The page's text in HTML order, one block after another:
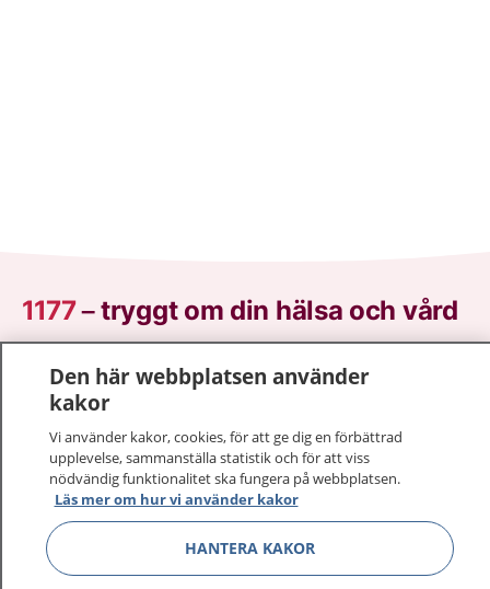
1177–tryggt om din hälsa och vård
På 1177.se får du råd om hälsa och information om
sjukdomar och vilka mottagningar du kan kontakta.
Logga in för att läsa din journal och göra dina
vårdärenden. Ring telefonnummer 1177 för
sjukvårdsrådgivning dygnet runt.
1177 ger dig råd när du vill må bättre.
Den här webbplatsen använder
kakor
Vi använder kakor, cookies, för att ge dig en förbättrad
upplevelse, sammanställa statistik och för att viss
nödvändig funktionalitet ska fungera på webbplatsen.
Läs mer om hur vi använder kakor
HANTERA KAKOR